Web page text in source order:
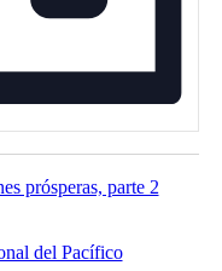
prósperas, parte 2
del Pacífico